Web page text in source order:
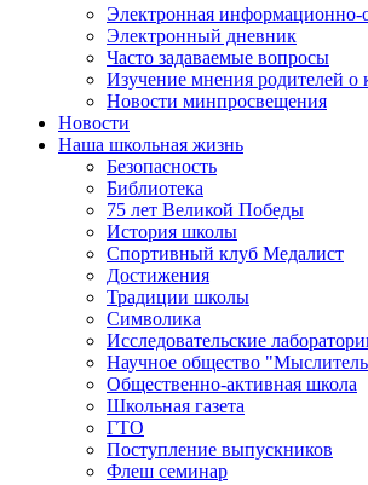
Электронная информационно-
Электронный дневник
Часто задаваемые вопросы
Изучение мнения родителей о
Новости минпросвещения
Новости
Наша школьная жизнь
Безопасность
Библиотека
75 лет Великой Победы
История школы
Спортивный клуб Медалист
Достижения
Традиции школы
Символика
Исследовательские
Научное общество
Общественно-активная школа
Школьная газета
ГТО
Поступление выпускников
Флеш семинар